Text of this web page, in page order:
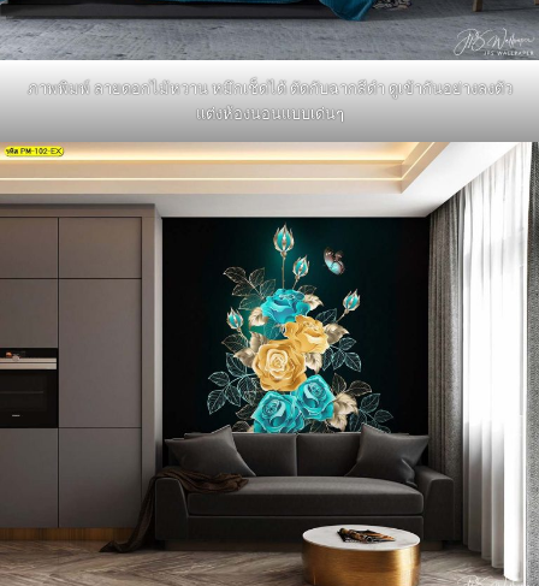
ภาพพิมพ์ ลายดอกไม้หวาน หมึกเช็ดได้ ตัดกับฉากสีดำ ดูเข้ากันอย่างลงตัว
แต่งห้องนอนแบบเด่นๆ